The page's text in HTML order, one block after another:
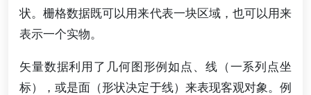
状。栅格数据既可以用来代表一块区域，也可以用来
表示一个实物。
矢量数据利用了几何图形例如点、线（一系列点坐
标），或是面（形状决定于线）来表现客观对象。例